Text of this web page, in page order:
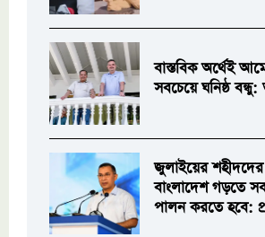
বাস্তবিক অর্থেই
সবচেয়ে ঘনিষ্ঠ বন্ধু:
জুলাইয়ের শহীদদের
বাংলাদেশ গড়তে
পালন করতে হবে: